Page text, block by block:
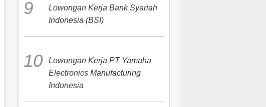
Lowongan Kerja Bank Syariah
Indonesia (BSI)
Lowongan Kerja PT Yamaha
Electronics Manufacturing
Indonesia